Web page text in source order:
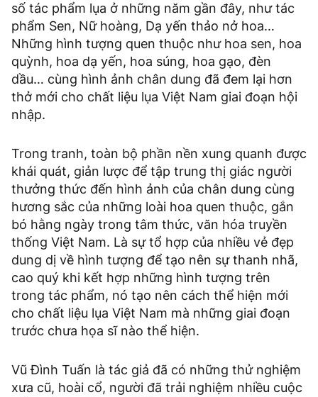
số tác phẩm lụa ở những năm gần đây, như tác
phẩm Sen, Nữ hoàng, Dạ yến thảo nở hoa…
Những hình tượng quen thuộc như hoa sen, hoa
quỳnh, hoa dạ yến, hoa súng, hoa gạo, đèn
dầu… cùng hình ảnh chân dung đã đem lại hơn
thở mới cho chất liệu lụa Việt Nam giai đoạn hội
nhập.
Trong tranh, toàn bộ phần nền xung quanh được
khái quát, giản lược để tập trung thị giác người
thưởng thức đến hình ảnh của chân dung cùng
hương sắc của những loài hoa quen thuộc, gắn
bó hằng ngày trong tâm thức, văn hóa truyền
thống Việt Nam. Là sự tổ hợp của nhiều vẻ đẹp
dung dị về hình tượng để tạo nên sự thanh nhã,
cao quý khi kết hợp những hình tượng trên
trong tác phẩm, nó tạo nên cách thể hiện mới
cho chất liệu lụa Việt Nam mà những giai đoạn
trước chưa họa sĩ nào thể hiện.
Vũ Đình Tuấn là tác giả đã có những thử nghiệm
xưa cũ, hoài cổ, người đã trải nghiệm nhiều cuộc